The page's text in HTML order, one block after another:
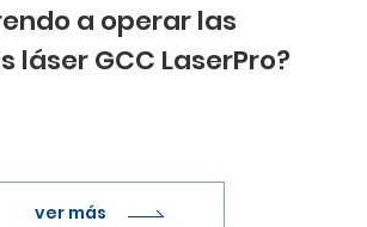
a operar las
láser GCC LaserPro?
ver más